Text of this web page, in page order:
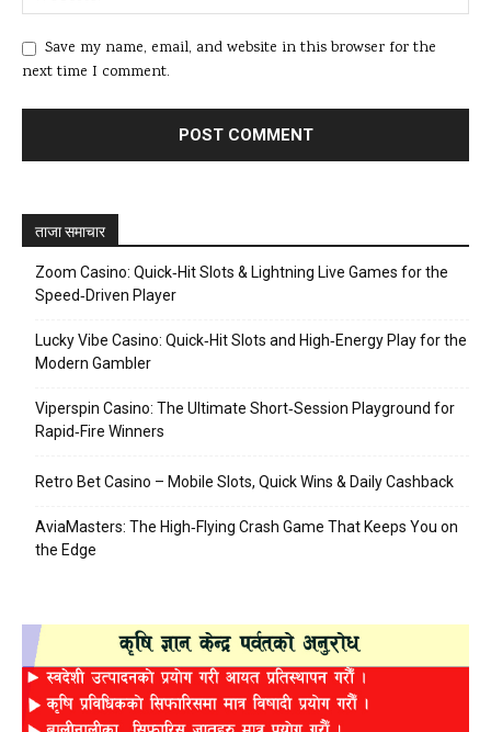
Save my name, email, and website in this browser for the
next time I comment.
ताजा समाचार
Zoom Casino: Quick‑Hit Slots & Lightning Live Games for the
Speed‑Driven Player
Lucky Vibe Casino: Quick‑Hit Slots and High‑Energy Play for the
Modern Gambler
Viperspin Casino: The Ultimate Short‑Session Playground for
Rapid‑Fire Winners
Retro Bet Casino – Mobile Slots, Quick Wins & Daily Cashback
AviaMasters: The High‑Flying Crash Game That Keeps You on
the Edge